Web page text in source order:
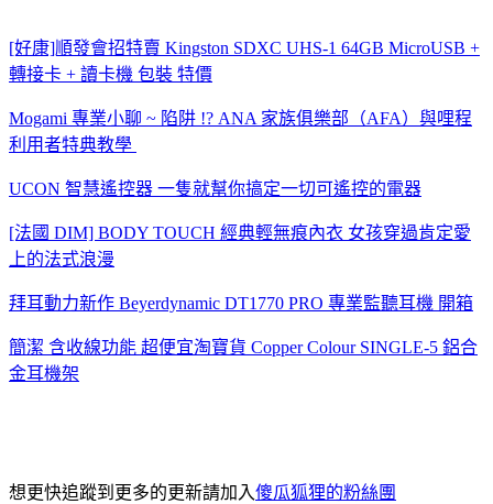
[好康]順發會招特賣 Kingston SDXC UHS-1 64GB MicroUSB +
轉接卡 + 讀卡機 包裝 特價
Mogami 專業小聊 ~ 陷阱 !? ANA 家族俱樂部（AFA）與哩程
利用者特典教學
UCON 智慧遙控器 一隻就幫你搞定一切可遙控的電器
[法國 DIM] BODY TOUCH 經典輕無痕內衣 女孩穿過肯定愛
上的法式浪漫
拜耳動力新作 Beyerdynamic DT1770 PRO 專業監聽耳機 開箱
簡潔 含收線功能 超便宜淘寶貨 Copper Colour SINGLE-5 鋁合
金耳機架
想更快追蹤到更多的更新請加入傻瓜狐狸的粉絲團